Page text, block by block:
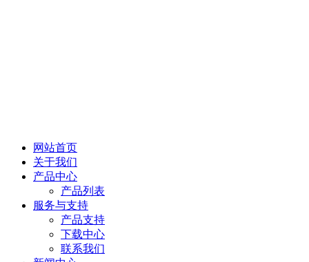
网站首页
关于我们
产品中心
产品列表
服务与支持
产品支持
下载中心
联系我们